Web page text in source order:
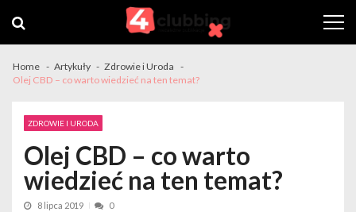
navigation
content
Home Artykuły
Zdrowie i Uroda
Olej CBD – co warto wiedzieć na ten temat?
ZDROWIE I URODA
Olej CBD – co warto
wiedzieć na ten temat?
8 lipca 2019 0